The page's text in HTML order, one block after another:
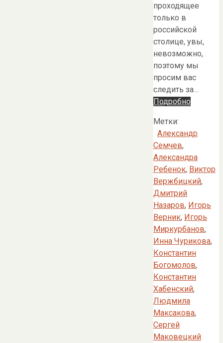
проходящее
только в
российской
столице, увы,
невозможно,
поэтому мы
просим вас
следить за…
Подробно
Метки:
Александр
Семчев,
Александра
Ребенок, Виктор
Вержбицкий,
Дмитрий
Назаров, Игорь
Верник, Игорь
Миркурбанов,
Инна Чурикова,
Константин
Богомолов,
Константин
Хабенский,
Людмила
Максакова,
Сергей
Маковецкий